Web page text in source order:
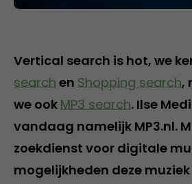
Vertical search is hot, we
search en Shopping search,
we ook MP3 search. Ilse
vandaag namelijk MP3.nl.
zoekdienst voor digitale
mogelijkheden deze